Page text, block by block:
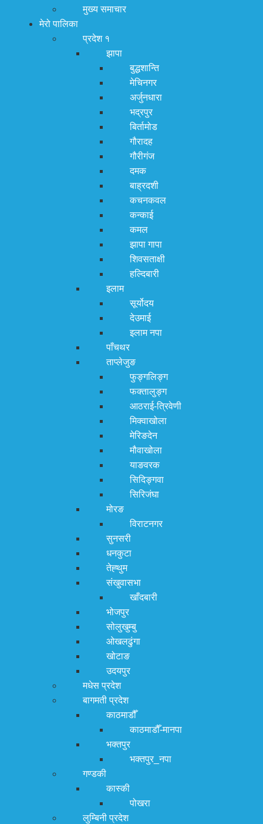
मुख्य समाचार
मेरो पालिका
प्रदेश १
झापा
बुद्धशान्ति
मेचिनगर
अर्जुनधारा
भद्रपुर
बिर्तामोड
गौरादह
गौरीगंज
दमक
बाह्रदशी
कचनकवल
कन्काई
कमल
झापा गापा
शिवसताक्षी
हल्दिबारी
इलाम
सूर्योदय
देउमाई
इलाम नपा
पाँचथर
ताप्लेजुङ
फुङ्गलिङ्ग
फक्तालुङ्ग
आठराई-त्रिवेणी
मिक्वाखोला
मेरिङदेन
मौवाखोला
याङवरक
सिदिङ्गवा
सिरिजंघा
मोरङ
विराटनगर
सुनसरी
धनकुटा
तेह्थुम
संखुवासभा
खाँदबारी
भोजपुर
सोलुखुम्बु
ओखलढुंगा
खोटाङ
उदयपुर
मधेस प्रदेश
बागमती प्रदेश
काठमाडौँ
काठमाडौँ-मानपा
भक्तपुर
भक्तपुर_नपा
गण्डकी
कास्की
पोखरा
लुम्बिनी प्रदेश